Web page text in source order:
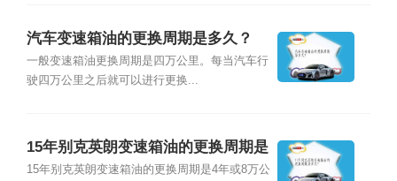
汽车变速箱油的更换周期是多久？
一般变速箱油更换周期是四万公里。每当汽车行
驶四万公里之后就可以进行更换...
15年别克英朗变速箱油的更换周期是
多久？
15年别克英朗变速箱油的更换周期是4年或8万公